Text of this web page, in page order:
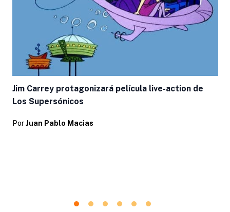
Jim Carrey protagonizará película live-action de
Los Supersónicos
Por Juan Pablo Macias